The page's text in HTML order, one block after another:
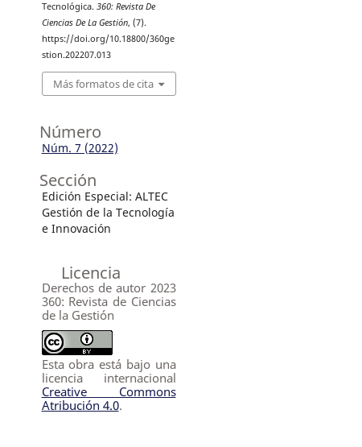
Tecnológica. 360: Revista De
Ciencias De La Gestión, (7).
https://doi.org/10.18800/360ge
stion.202207.013
Más formatos de cita
Número
Núm. 7 (2022)
Sección
Edición Especial: ALTEC
Gestión de la Tecnología
e Innovación
Licencia
Derechos de autor 2023
360: Revista de Ciencias
de la Gestión
Esta obra está bajo una
licencia internacional
Creative Commons
Atribución 4.0.